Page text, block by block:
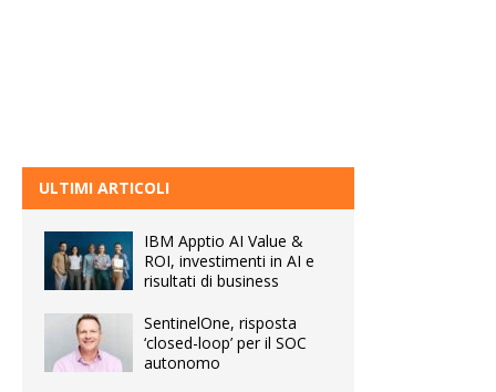
ULTIMI ARTICOLI
IBM Apptio AI Value &
ROI, investimenti in AI e
risultati di business
SentinelOne, risposta
‘closed-loop’ per il SOC
autonomo